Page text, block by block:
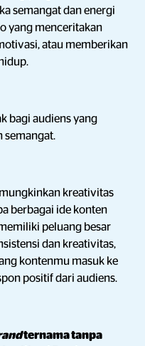
semangat dan energi
yang menceritakan
atau memberikan
bagi audiens yang
semangat.
kreativitas
berbagai ide konten
peluang besar
dan kreativitas,
kontenmu masuk ke
positif dari audiens.
ternama tanpa